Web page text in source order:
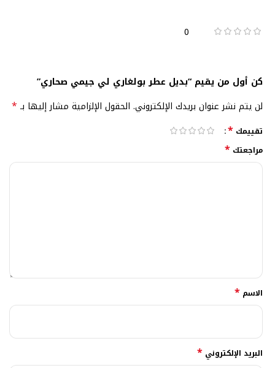
0
كن أول من يقيم “بديل عطر بولغاري لي جيمي صحاري”
لن يتم نشر عنوان بريدك الإلكتروني. الحقول الإلزامية مشار إليها بـ *
تقييمك *
مراجعتك *
الاسم *
البريد الإلكتروني *